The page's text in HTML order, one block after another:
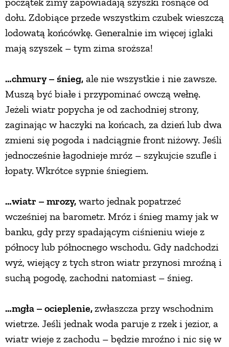
dołu. Zdobiące przede wszystkim czubek wieszczą
lodowatą końcówkę. Generalnie im więcej iglaki
mają szyszek – tym zima sroższa!
…chmury – śnieg, ale nie wszystkie i nie zawsze.
Muszą być białe i przypominać owczą wełnę.
Jeżeli wiatr popycha je od zachodniej strony,
zaginając w haczyki na końcach, za dzień lub dwa
zmieni się pogoda i nadciągnie front niżowy. Jeśli
jednocześnie łagodnieje mróz – szykujcie szufle i
łopaty. Wkrótce sypnie śniegiem.
…wiatr – mrozy, warto jednak popatrzeć
wcześniej na barometr. Mróz i śnieg mamy jak w
banku, gdy przy spadającym ciśnieniu wieje z
północy lub północnego wschodu. Gdy nadchodzi
wyż, wiejący z tych stron wiatr przynosi mroźną i
suchą pogodę, zachodni natomiast – śnieg.
…mgła – ocieplenie,zwłaszcza przy wschodnim
wietrze. Jeśli jednak woda paruje z rzek i jezior, a
wiatr wieje z zachodu – będzie mroźno i nic się w